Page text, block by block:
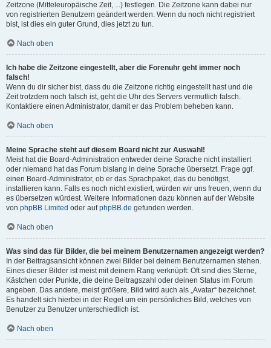
Zeitzone (Mitteleuropäische Zeit, ...) festlegen. Die Zeitzone kann dabei nur
von registrierten Benutzern geändert werden. Wenn du noch nicht registriert
bist, ist dies ein guter Grund, dies jetzt zu tun.
Nach oben
Ich habe die Zeitzone eingestellt, aber die Forenuhr geht immer noch
falsch!
Wenn du dir sicher bist, dass du die Zeitzone richtig eingestellt hast und die
Zeit trotzdem noch falsch ist, geht die Uhr des Servers vermutlich falsch.
Kontaktiere einen Administrator, damit er das Problem beheben kann.
Nach oben
Meine Sprache steht auf diesem Board nicht zur Auswahl!
Meist hat die Board-Administration entweder deine Sprache nicht installiert
oder niemand hat das Forum bislang in deine Sprache übersetzt. Frage ggf.
einen Board-Administrator, ob er das Sprachpaket, das du benötigst,
installieren kann. Falls es noch nicht existiert, würden wir uns freuen, wenn du
es übersetzen würdest. Weitere Informationen dazu können auf der Website
von phpBB Limited oder aufphpBB.de gefunden werden.
Nach oben
Was sind das für Bilder, die bei meinem Benutzernamen angezeigt werden?
In der Beitragsansicht können zwei Bilder bei deinem Benutzernamen stehen.
Eines dieser Bilder ist meist mit deinem Rang verknüpft: Oft sind dies Sterne,
Kästchen oder Punkte, die deine Beitragszahl oder deinen Status im Forum
angeben. Das andere, meist größere, Bild wird auch als „Avatar“ bezeichnet.
Es handelt sich hierbei in der Regel um ein persönliches Bild, welches von
Benutzer zu Benutzer unterschiedlich ist.
Nach oben